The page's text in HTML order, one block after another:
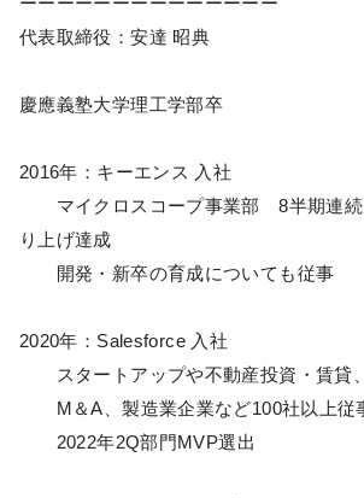
代表取締役：安達 昭典
慶應義塾大学理工学部卒
2016年：キーエンス 入社
マイクロスコープ事業部 8半期連続
り上げ達成
開発・新卒の育成についても従事
2020年：Salesforce 入社
スタートアップや不動産投資・賃貸、
M＆A、製造業企業など100社以上従
2022年2Q部門MVP選出